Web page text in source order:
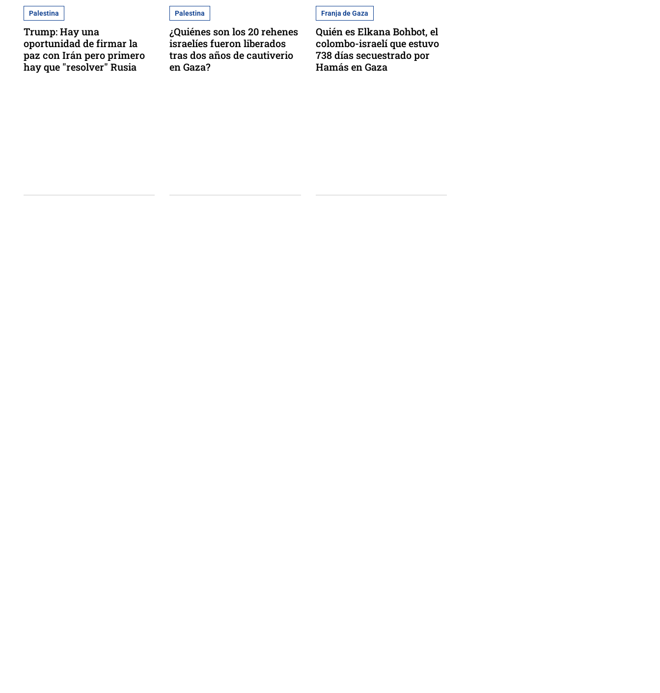
Palestina
Trump: Hay una
oportunidad de firmar la
paz con Irán pero primero
hay que "resolver" Rusia
Palestina
¿Quiénes son los 20 rehenes
israelíes fueron liberados
tras dos años de cautiverio
en Gaza?
Franja de Gaza
Quién es Elkana Bohbot, el
colombo-israelí que estuvo
738 días secuestrado por
Hamás en Gaza